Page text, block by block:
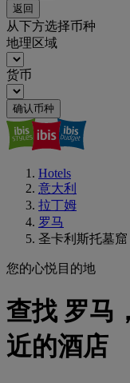
返回
从下方选择币种
地理区域
货币
确认币种
Hotels
意大利
拉丁姆
罗马
圣卡利斯托墓窟
您的心悦目的地
查找 罗马
近的酒店